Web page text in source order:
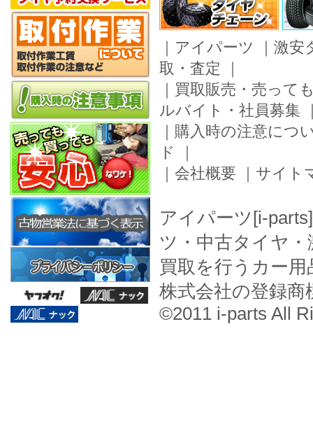
｜ アイパーツ ｜ 激安
取・査定 ｜
｜ 買取販売・売って
ルバイト・社員募集
｜ 購入時の注意につ
ド
｜
｜ 会社概要 ｜ サイト
アイパーツ[i-
ツ・中古タイヤ
買取を行うカー
株式会社の登録商
©2011 i-parts All